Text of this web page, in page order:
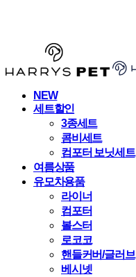
NEW
세트할인
3종세트
콤비세트
컴포터 보닛세트
여름상품
유모차용품
라이너
컴포터
볼스터
로코코
핸들커버/글러브
베시넷